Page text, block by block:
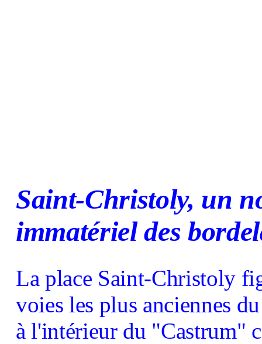
Saint-Christoly, un
immatériel des
La place Saint-Christoly
voies les plus anciennes
à l'intérieur du "Castrum"